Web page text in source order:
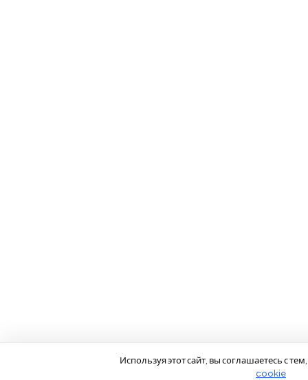
Используя этот сайт, вы соглашаетесь с
cookie